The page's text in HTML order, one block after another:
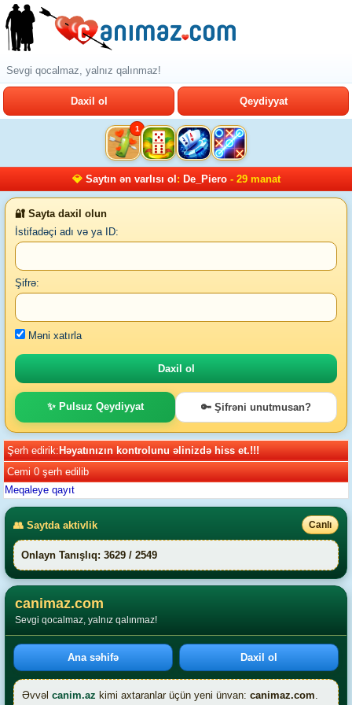
Sevgi qocalmaz, yalnız qalınmaz!
Daxil ol Qeydiyyat
1
💎 Saytın ən varlısı ol : De_Piero- 29 manat
🔐 Sayta daxil olun
İstifadəçi adı və ya ID:
Şifrə:
Məni xatırla
✨ Pulsuz Qeydiyyat 🔑 Şifrəni unutmusan?
Şerh edirik:Həyatınızın kontrolunu əlinizdə hiss et.!!!
Cemi 0 şerh edilib
Meqaleye qayıt
👥 Saytda aktivlik Canlı
Onlayn Tanışlıq: 3629 / 2549
canimaz.com
Sevgi qocalmaz, yalnız qalınmaz!
Ana səhifə Daxil ol
Əvvəl canim.az kimi axtaranlar üçün yeni ünvan: canimaz.com.